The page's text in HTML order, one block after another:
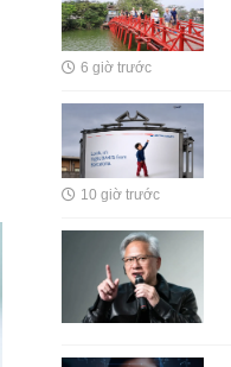
6 giờ trước
10 giờ trước